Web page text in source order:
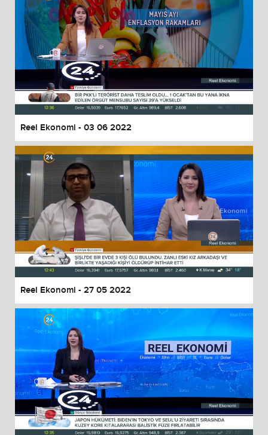
Reel Ekonomi - 03 06 2022
Reel Ekonomi - 27 05 2022